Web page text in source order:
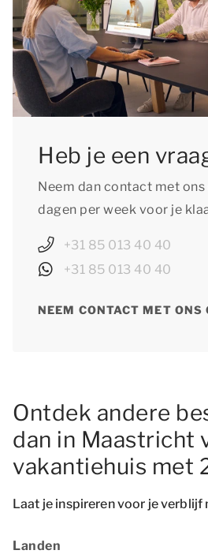
diverse sportieve
aan diverse activiteiten
vakantieplezier!
Heb je een
Neem dan contact met ons
dagen per week voor je
+31 85 013 40 40
+31 85 013 40 40
NEEM CONTACT MET ONS
Ontdek andere
dan in Maastricht
vakantiehuis met
Laat je inspireren voor je verblijf
Landen